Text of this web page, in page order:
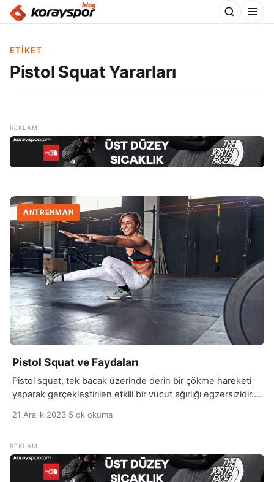
ETIKET
Pistol Squat Yararları
ANTRENMAN
Pistol Squat ve Faydaları
Pistol squat, tek bacak üzerinde derin bir çökme hareketi
yaparak gerçekleştirilen etkili bir vücut ağırlığı egzersizidir.
bölgesini güçlendirmek, dengeyi artırmak ve eklem
squat hareketinden daha zorlu bir seviyede olduğu için,
genellikle ileri düzey fitness seviyelerine yönelik bir
egzersiz olarak kabul […]
21 Aralık 2023·5 dk okuma